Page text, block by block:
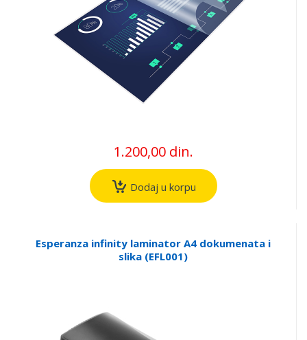
1.200,00 din.
Dodaj u korpu
Esperanza infinity laminator A4 dokumenata i
slika (EFL001)